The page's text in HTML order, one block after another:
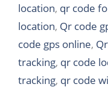
location, qr code
location, Qr code
code gps online,
tracking, qr code
tracking, qr code